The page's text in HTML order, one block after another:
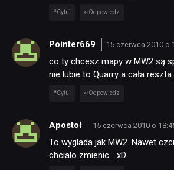
Cytuj Odpowiedz
Pointer669 15 czerwca 2010 o
co ty chcesz mapy w MW2 są
nie lubie to Quarry a cała
Cytuj Odpowiedz
Apostoł 15 czerwca 2010 o
To wyglada jak MW2. Nawet
chcialo zmienic… xD